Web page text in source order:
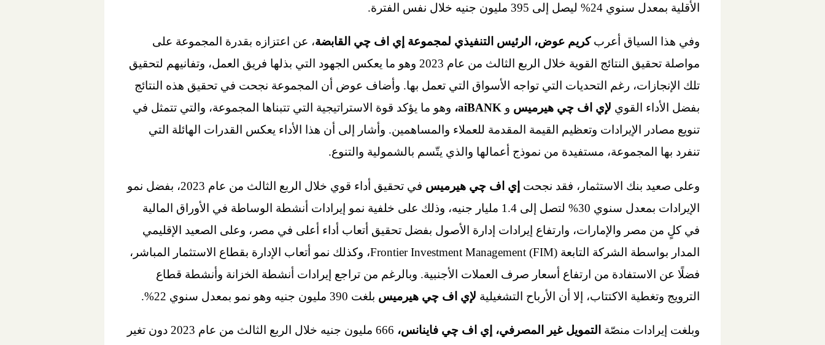
الأقلية بمعدل سنوي 24% ليصل إلى 395 مليون جنيه خلال نفس الفترة.
وفي هذا السياق أعرب كريم عوض، الرئيس التنفيذي لمجموعة إي اف چي القابضة، عن اعتزازه بقدرة المجموعة على
مواصلة تحقيق النتائج القوية خلال الربع الثالث من عام 2023 وهو ما يعكس الجهود التي بذلها فريق العمل، وتفانيهم لتحقيق
تلك الإنجازات، رغم التحديات التي تواجه الأسواق التي تعمل بها. وأضاف عوض أن المجموعة نجحت في تحقيق هذه النتائج
بفضل الأداء القوي لإي اف چي هيرميس و aiBANK، وهو ما يؤكد قوة الاستراتيجية التي تتبناها المجموعة، والتي تتمثل في
تنويع مصادر الإيرادات وتعظيم القيمة المقدمة للعملاء والمساهمين. وأشار إلى أن هذا الأداء يعكس القدرات الهائلة التي
تنفرد بها المجموعة، مستفيدة من نموذج أعمالها والذي يتّسم بالشمولية والتنوع.
وعلى صعيد بنك الاستثمار، فقد نجحت إي اف چي هيرميس
في تحقيق أداء قوي خلال الربع الثالث من عام 2023، بفضل نمو
الإيرادات بمعدل سنوي 30% لتصل إلى 1.4 مليار جنيه، وذلك على خلفية نمو إيرادات أنشطة الوساطة في الأوراق المالية
في كلٍ من مصر والإمارات، وارتفاع إيرادات إدارة الأصول بفضل تحقيق أتعاب أداء أعلى في مصر، وعلى الصعيد الإقليمي
المدار بواسطة الشركة التابعة Frontier Investment Management (FIM)، وكذلك نمو أتعاب الإدارة بقطاع الاستثمار المباشر،
فضلًا عن الاستفادة من ارتفاع أسعار صرف العملات الأجنبية. وبالرغم من تراجع إيرادات أنشطة الخزانة وأنشطة قطاع
الترويج وتغطية الاكتتاب، إلا أن الأرباح التشغيلية لإي اف چي هيرميس بلغت 390 مليون جنيه وهو نمو بمعدل سنوي 22%.
وبلغت إيرادات منصّة التمويل غير المصرفي، إي اف چي فاينانس،
666 مليون جنيه خلال الربع الثالث من عام 2023 دون تغير